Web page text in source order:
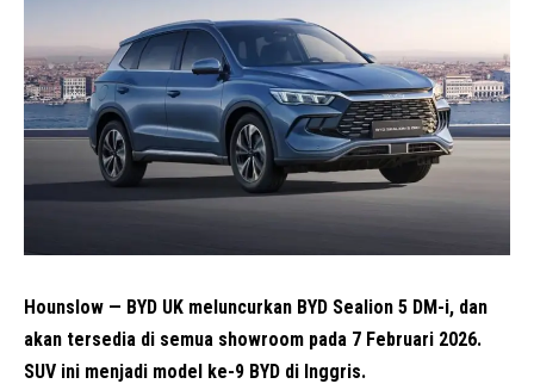
Hounslow — BYD UK meluncurkan BYD Sealion 5 DM-i, dan
akan tersedia di semua showroom pada 7 Februari 2026.
SUV ini menjadi model ke-9 BYD di Inggris.